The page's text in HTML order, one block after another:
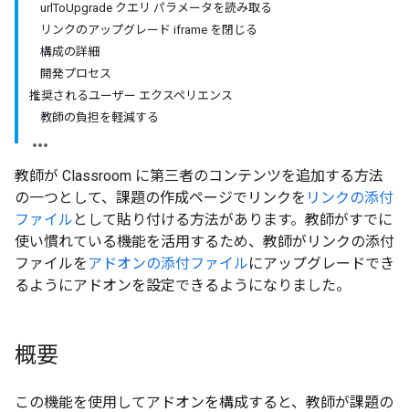
urlToUpgrade クエリ パラメータを読み取る
リンクのアップグレード iframe を閉じる
構成の詳細
開発プロセス
推奨されるユーザー エクスペリエンス
教師の負担を軽減する
教師が Classroom に第三者のコンテンツを追加する方法
の一つとして、課題の作成ページでリンクを リンクの添付
ファイル として貼り付ける方法があります。教師がすでに
使い慣れている機能を活用するため、教師がリンクの添付
ファイルをアドオンの添付ファイルにアップグレードでき
るようにアドオンを設定できるようになりました。
概要
この機能を使用してアドオンを構成すると、教師が課題の